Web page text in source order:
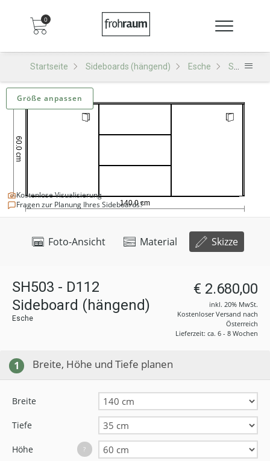
0
Startseite Sideboards (hängend) Esche SH503 Sideboard (hängend)
Foto-Ansicht Material Skizze
Kostenlose Visualisierung
Fragen zur Planung Ihres Sideboards?
Größe anpassen
SH503 - D112
Sideboard (hängend)
Esche
€ 2.680,00
inkl. 20% MwSt.
Kostenloser Versand nach
Österreich
Lieferzeit: ca. 6 - 8 Wochen
1 Breite, Höhe und Tiefe planen
Breite
Tiefe
Höhe ?